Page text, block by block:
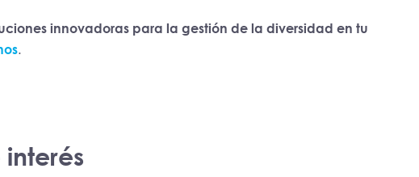
innovadoras para la gestión de la diversidad en tu
.